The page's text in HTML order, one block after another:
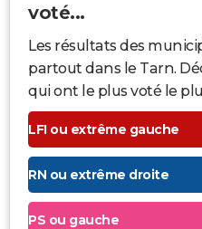
voté...
Les résultats des
partout dans le Tarn.
qui ont le plus voté le plus
LFI ou extrême gauche
RN ou extrême droite
PS ou gauche